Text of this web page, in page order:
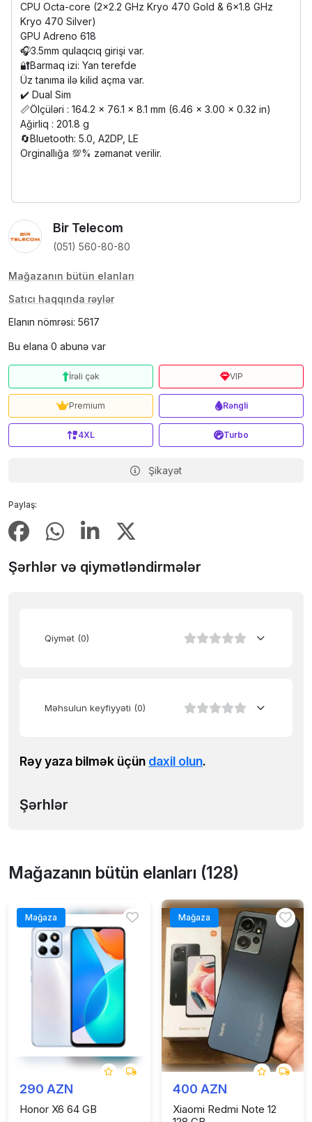
CPU Octa-core (2x2.2 GHz Kryo 470 Gold & 6x1.8 GHz
Kryo 470 Silver)
GPU Adreno 618
🎧3.5mm qulaqcıq girişi var.
🔐Barmaq izi: Yan terefde
Üz tanıma ilə kilid açma var.
✔️ Dual Sim
📏Ölçüləri : 164.2 x 76.1 x 8.1 mm (6.46 x 3.00 x 0.32 in)
Ağirliq : 201.8 g
🔄Bluetooth: 5.0, A2DP, LE
Orginallığa 💯% zəmanət verilir.
Bir Telecom
(051) 560-80-80
Mağazanın bütün elanları
Satıcı haqqında rəylər
Elanın nömrəsi: 5617
Bu elana 0 abunə var
Paylaş:
İrəli çək VIP
Premium Rəngli
4XL Turbo
Şikayət
Şərhlər və qiymətləndirmələr
Qiymət (0)
Məhsulun keyfiyyəti (0)
Rəy yaza bilmək üçün daxil olun.
Şərhlər
Mağazanın bütün elanları (128)
Mağaza
290 AZN
Honor X6 64 GB
Mağaza
400 AZN
Xiaomi Redmi Note 12